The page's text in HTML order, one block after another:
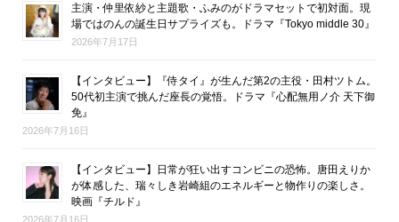
主演・仲里依紗と主題歌・ふみのがドラマセットで初対面。現
場ではのんの誕生日サプライズも。ドラマ『Tokyo middle 30』
2026年7月17日
【インタビュー】『侍タイ』が生んだ第2の主役・田村ツトム。
50代初主演で挑んだ座長の覚悟。ドラマ『心配無用ノ介 天下御
免』
2026年7月16日
【インタビュー】日常が狂い出すコンビニの恐怖。唐田えりか
が体感した、瑞々しき岩崎組のエネルギーと物作りの楽しさ。
映画『チルド』
2026年7月16日